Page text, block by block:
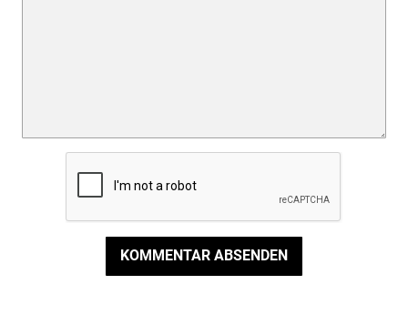
KOMMENTAR ABSENDEN